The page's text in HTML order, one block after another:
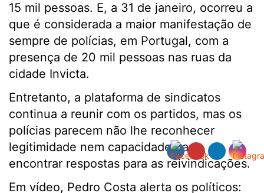
15 mil pessoas. E, a 31 de janeiro, ocorreu a
que é considerada a maior manifestação de
sempre de polícias, em Portugal, com a
presença de 20 mil pessoas nas ruas da
cidade Invicta.
Entretanto, a plataforma de sindicatos
continua a reunir com os partidos, mas os
polícias parecem não lhe reconhecer
legitimidade nem capacidade para
encontrar respostas para as reivindicações.
Em vídeo, Pedro Costa alerta os políticos: